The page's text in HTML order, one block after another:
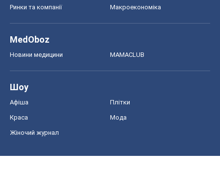
Ринки та компанії Макроекономіка
MedOboz
Новини медицини MAMACLUB
Шоу
Афіша Плітки
Краса Мода
Жіночий журнал